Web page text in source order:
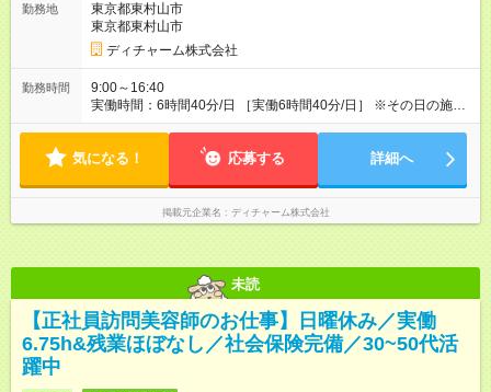
働がなくても固定の手当としてお支払いしています。 施設での
稼働が長引いた場合、その分の残業代をお支払いいたします。
【モデル年収】 入社2年目/チーフスタイリスト/40代：29万円
（週5日勤務、担当業務手当含む） 入社4年目/チームリーダ
ー/50代：35万円（週5日勤務、自家用車手当、担当業務手当含
む） 入社12年目/エリアマネージャー/40代：55万円（週6日勤
昇給あり 【各種手当】 土曜手当：1，000円、祝日手当：2，
000円 自家用車手当：25，000～35，000円（居住地域によ
る）、遠距離手当：移動距離・移動方法に応じて支給 各種担当
業務手当：担当業務・エリアに応じて支給 その他手当（通信手
当、アサイン協力手当、教育担当手当など） 【試用期間】試用
期間あり 試用期間の長さ：3ヶ月 雇用形態、給与は本採用時と
勤務地
東京都東村山市
東京都東村山市
ディチャーム株式会社
勤務時間
9:00～16:40
実働時間：6時間40分/日 ［実働6時間40分/日］ ※その日の施術
が早く終わった場合早めに帰宅できます。早めに帰宅の場合も
10時間程度、介護施設への訪問となるので遅くとも18時頃には
気になる！ 応募する 詳細へ
掲載元企業名 ディチャーム株式会社
未読
【正社員訪問美容師のお仕事】日曜休み／実働
6.75h&残業ほぼなし／社会保険完備／30~50代活
躍中